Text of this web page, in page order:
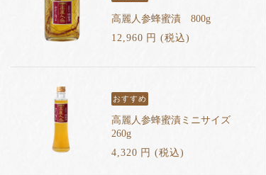
高麗人参蜂蜜漬 800g
12,960 円 (税込)
おすすめ
高麗人参蜂蜜漬ミニサイズ
260g
4,320 円 (税込)